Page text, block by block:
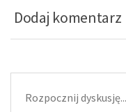
Dodaj komentarz